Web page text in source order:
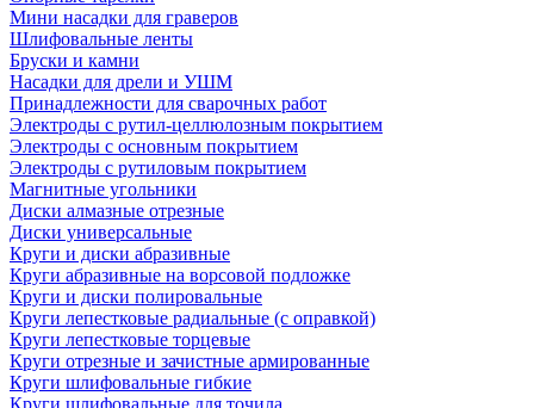
Мини насадки для граверов
Шлифовальные ленты
Бруски и камни
Насадки для дрели и УШМ
Принадлежности для сварочных работ
Электроды с рутил-целлюлозным покрытием
Электроды с основным покрытием
Электроды с рутиловым покрытием
Магнитные угольники
Диски алмазные отрезные
Диски универсальные
Круги и диски абразивные
Круги абразивные на ворсовой подложке
Круги и диски полировальные
Круги лепестковые радиальные (с оправкой)
Круги лепестковые торцевые
Круги отрезные и зачистные армированные
Круги шлифовальные гибкие
Круги шлифовальные для точила